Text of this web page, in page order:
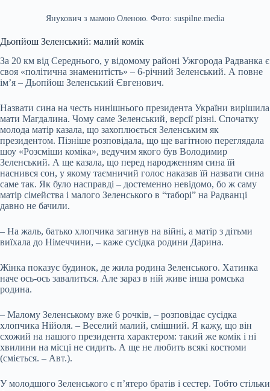
Янукович з мамою Оленою. Фото: suspilne.media
Дьопйош Зеленський: малий комік
За 20 км від Середнього, у відомому районі Ужгорода Радванка є
своя «політична знаменитість» – 6-річний Зеленський. А повне
ім’я – Дьопйош Зеленський Євгенович.
Назвати сина на честь нинішнього президента України вирішила
мати Магдалина. Чому саме Зеленський, версії різні. Спочатку
молода матір казала, що захоплюється Зеленським як
президентом. Пізніше розповідала, що ще вагітною переглядала
шоу «Розсміши коміка», ведучим якого був Володимир
Зеленський. А ще казала, що перед народженням сина їй
наснився сон, у якому таємничий голос наказав їй назвати сина
саме так. Як було насправді – достеменно невідомо, бо ж саму
матір сімейства і малого Зеленського в “таборі” на Радванці
давно не бачили.
– На жаль, батько хлопчика загинув на війні, а матір з дітьми
виїхала до Німеччини, – каже сусідка родини Дарина.
Жінка показує будинок, де жила родина Зеленського. Хатинка
наче ось-ось завалиться. Але зараз в ній живе інша ромська
родина.
– Малому Зеленському вже 6 рочків, – розповідає сусідка
хлопчика Нійоля. – Веселий малий, смішний. Я кажу, що він
схожий на нашого президента характером: такий же комік і ні
хвилини на місці не сидить. А ще не любить всякі костюми
(сміється. – Авт.).
У молодшого Зеленського є п’ятеро братів і сестер. Тобто стільки